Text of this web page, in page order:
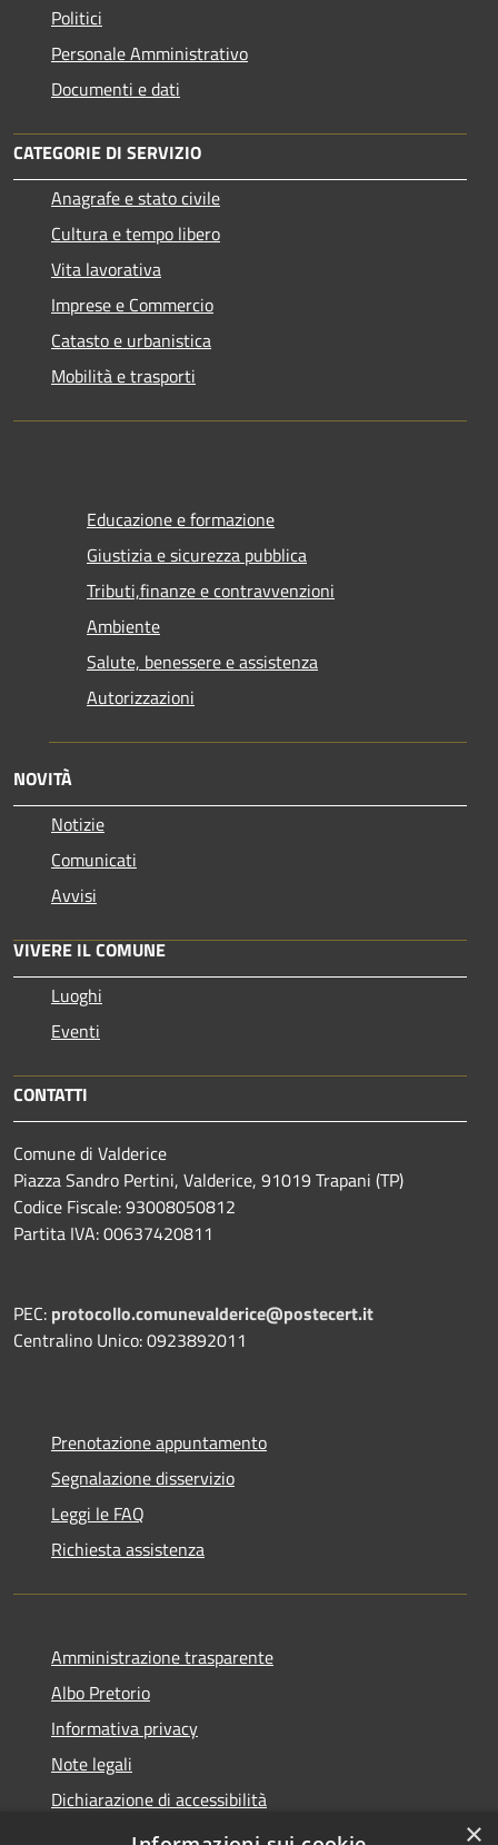
Politici
Personale Amministrativo
Documenti e dati
CATEGORIE DI SERVIZIO
Anagrafe e stato civile
Cultura e tempo libero
Vita lavorativa
Imprese e Commercio
Catasto e urbanistica
Mobilità e trasporti
Educazione e formazione
Giustizia e sicurezza pubblica
Tributi,finanze e contravvenzioni
Ambiente
Salute, benessere e assistenza
Autorizzazioni
NOVITÀ
Notizie
Comunicati
Avvisi
VIVERE IL COMUNE
Luoghi
Eventi
CONTATTI
Comune di Valderice
Piazza Sandro Pertini, Valderice, 91019 Trapani (TP)
Codice Fiscale: 93008050812
Partita IVA: 00637420811
PEC: protocollo.comunevalderice@postecert.it
Centralino Unico: 0923892011
Prenotazione appuntamento
Segnalazione disservizio
Leggi le FAQ
Richiesta assistenza
Amministrazione trasparente
Albo Pretorio
Informativa privacy
Note legali
Dichiarazione di accessibilità
Informativa Privacy Videosorveglianza
×